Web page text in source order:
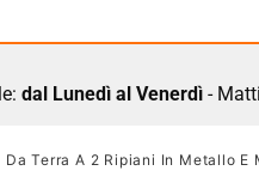
dal Lunedì al Venerdì-
Da Terra A 2 Ripiani In Metallo